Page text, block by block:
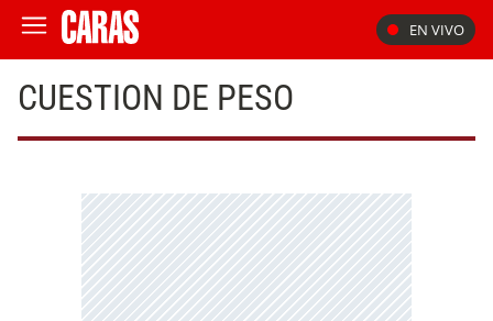
EN VIVO
CUESTION DE PESO